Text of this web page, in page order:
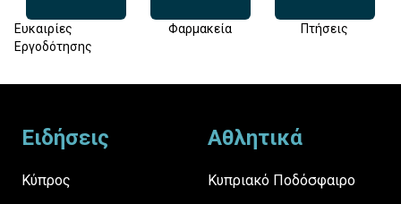
Ευκαιρίες
Εργοδότησης
Φαρμακεία Πτήσεις
Ειδήσεις
Κύπρος
Αθλητικά
Κυπριακό Ποδόσφαιρο